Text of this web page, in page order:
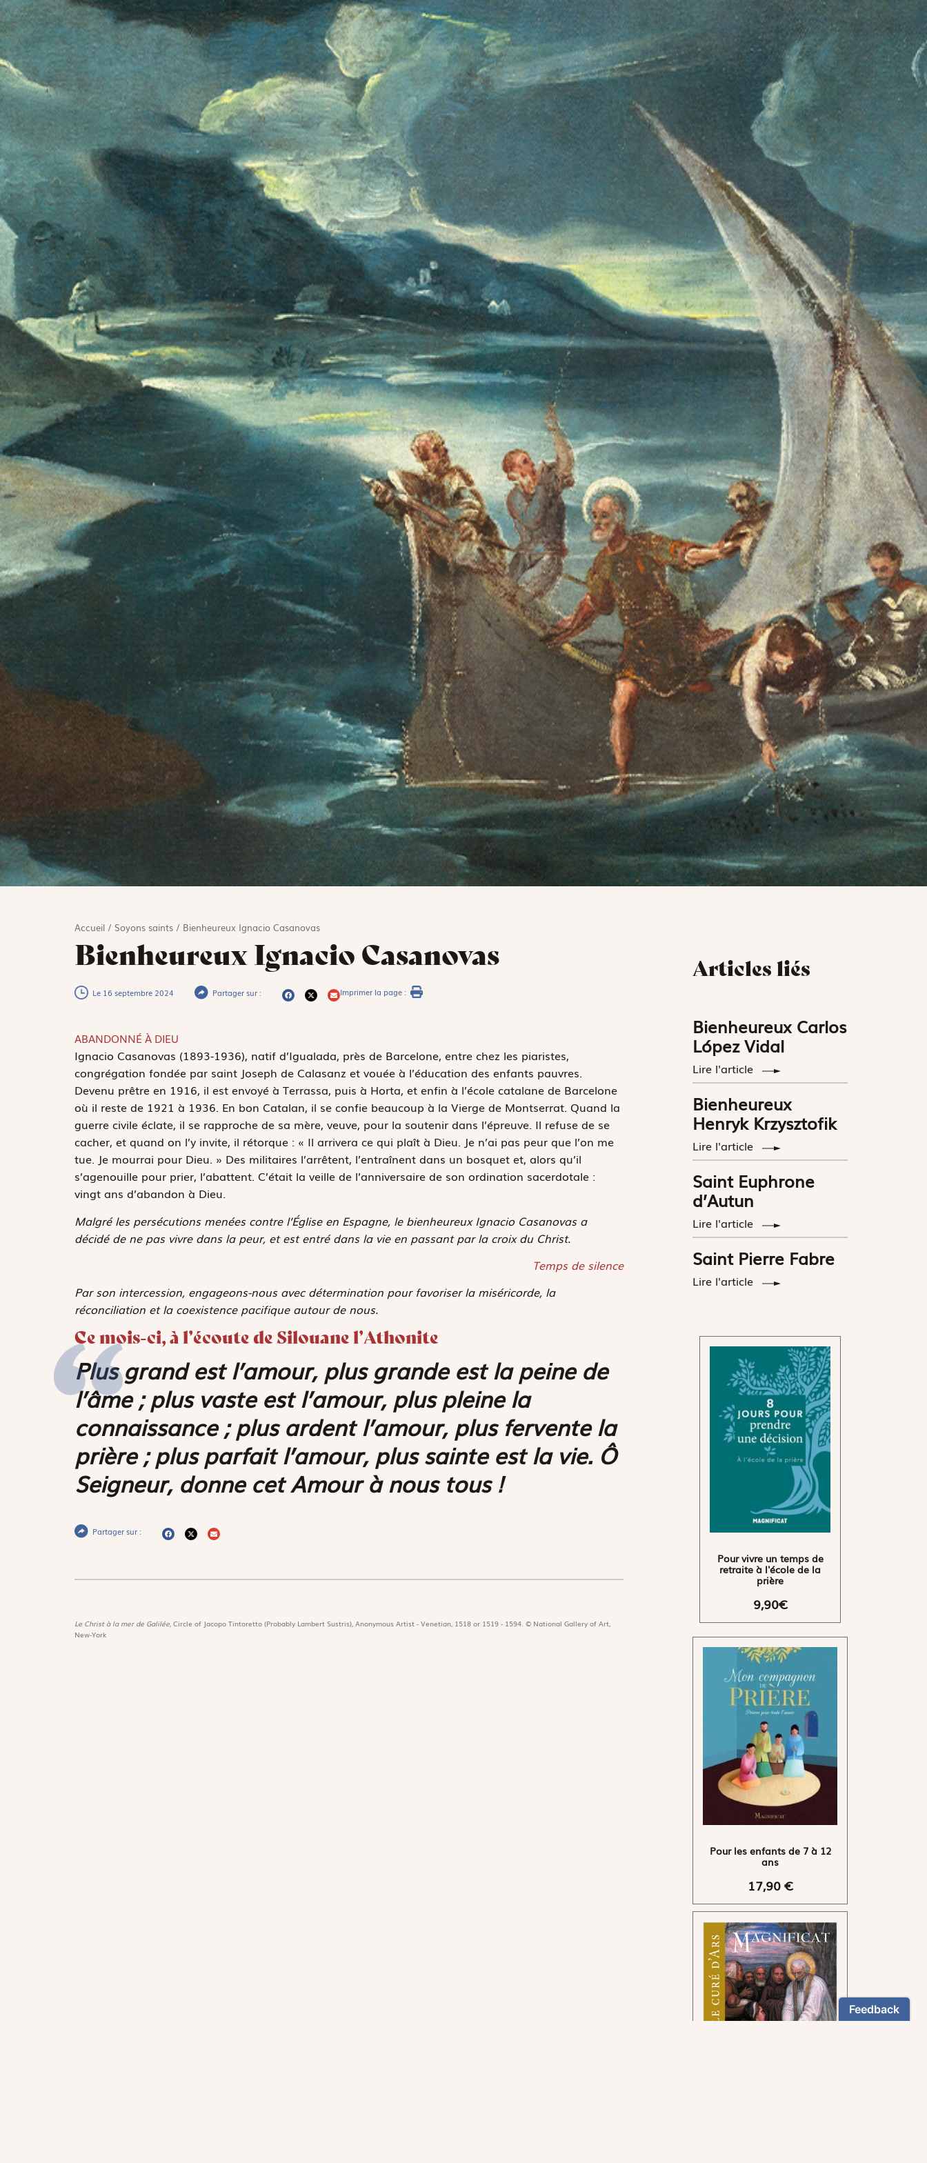
Accueil/ Soyons saints/ Bienheureux Ignacio Casanovas
Bienheureux Ignacio Casanovas
Le 16 septembre 2024 Partager sur : Imprimer la page :
ABANDONNÉ À DIEU
Ignacio Casanovas (1893-1936), natif d’Igualada, près de Barcelone, entre chez les piaristes,
congrégation fondée par saint Joseph de Calasanz et vouée à l’éducation des enfants pauvres.
Devenu prêtre en 1916, il est envoyé à Terrassa, puis à Horta, et enfin à l’école catalane de Barcelone
où il reste de 1921 à 1936. En bon Catalan, il se confie beaucoup à la Vierge de Montserrat. Quand la
guerre civile éclate, il se rapproche de sa mère, veuve, pour la soutenir dans l’épreuve. Il refuse de se
cacher, et quand on l’y invite, il rétorque : « Il arrivera ce qui plaît à Dieu. Je n’ai pas peur que l’on me
tue. Je mourrai pour Dieu. » Des militaires l’arrêtent, l’entraînent dans un bosquet et, alors qu’il
s’agenouille pour prier, l’abattent. C’était la veille de l’anniversaire de son ordination sacerdotale :
vingt ans d’abandon à Dieu.
Malgré les persécutions menées contre l’Église en Espagne, le bienheureux Ignacio Casanovas a
décidé de ne pas vivre dans la peur, et est entré dans la vie en passant par la croix du Christ.
Temps de silence
Par son intercession, engageons-nous avec détermination pour favoriser la miséricorde, la
réconciliation et la coexistence pacifique autour de nous.
Ce mois-ci, à l’écoute de Silouane l’Athonite
Plus grand est l’amour, plus grande est la peine de
l’âme ; plus vaste est l’amour, plus pleine la
connaissance ; plus ardent l’amour, plus fervente la
prière ; plus parfait l’amour, plus sainte est la vie. Ô
Seigneur, donne cet Amour à nous tous !
Partager sur :
Le Christ à la mer de Galilée, Circle of Jacopo Tintoretto (Probably Lambert Sustris), Anonymous Artist - Venetian, 1518 or 1519 - 1594. © National Gallery of Art,
New-York
Articles liés
Bienheureux Carlos
López Vidal
Lire l'article
Bienheureux
Henryk Krzysztofik
Lire l'article
Saint Euphrone
d’Autun
Lire l'article
Saint Pierre Fabre
Lire l'article
Pour vivre un temps de
retraite à l'école de la
prière
9,90€
Pour les enfants de 7 à 12
ans
17,90 €